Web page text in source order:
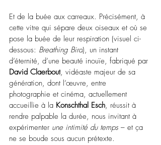
Et de la buée aux carreaux. Précisément, à
cette vitre qui sépare deux oiseaux et où se
pose la buée de leur respiration (visuel ci-
dessous: Breathing Bird), un instant
d’éternité, d’une beauté inouïe, fabriqué par
David Claerbout, vidéaste majeur de sa
génération, dont l’œuvre, entre
photographie et cinéma, actuellement
accueillie à la Konschthal Esch, réussit à
rendre palpable la durée, nous invitant à
expérimenter une intimité du temps – et ça
ne se boude sous aucun prétexte.